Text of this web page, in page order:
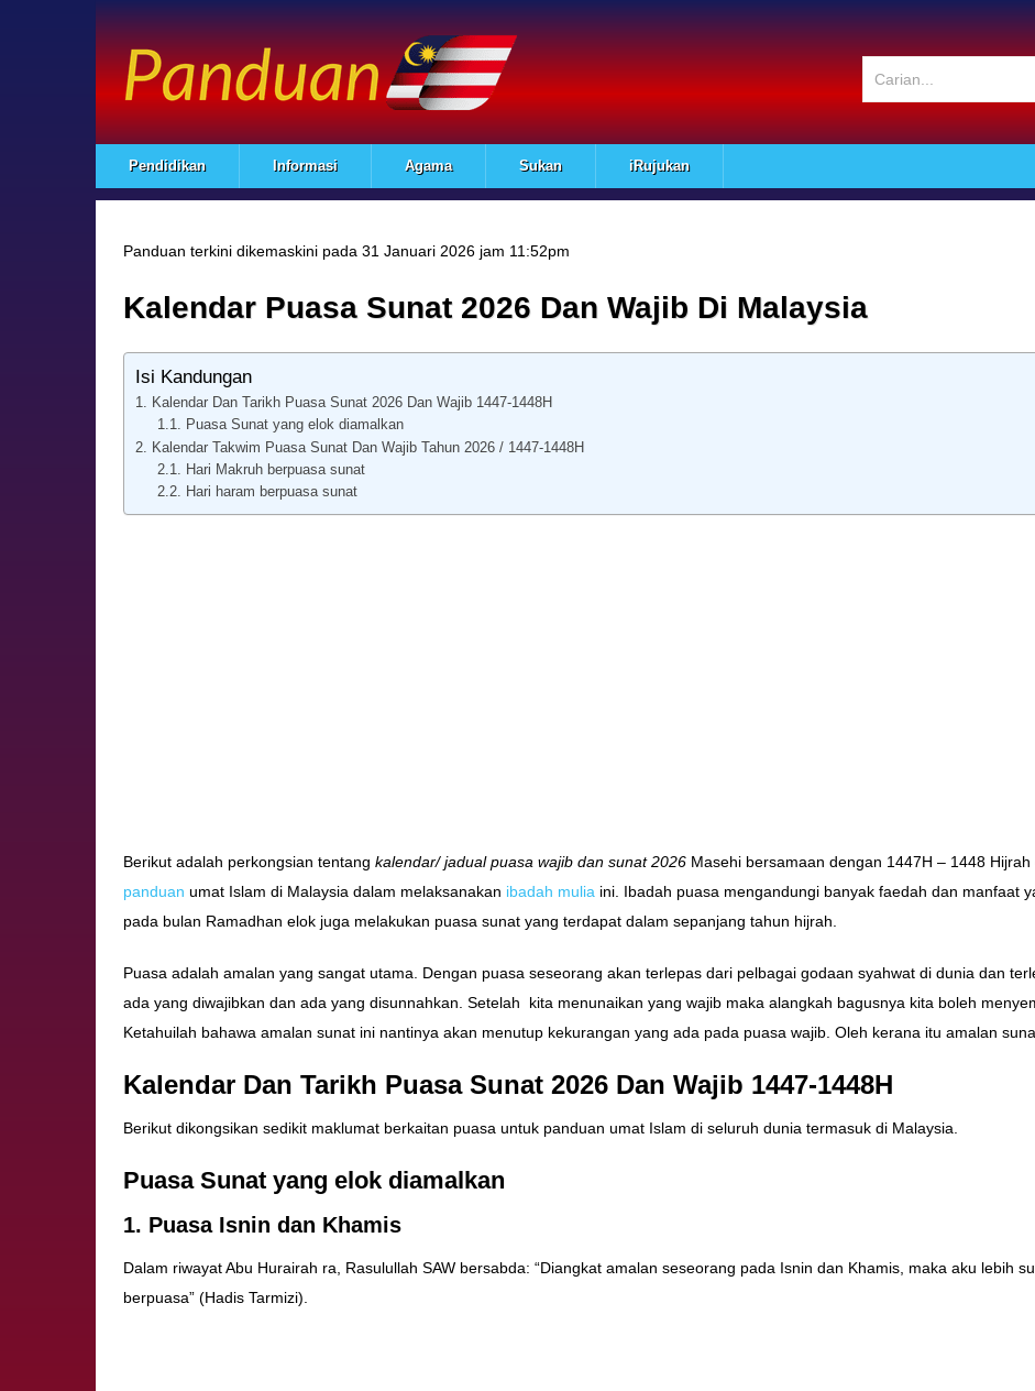
Pendidikan Informasi Agama Sukan iRujukan
Panduan terkini dikemaskini pada 31 Januari 2026 jam 11:52pm
Kalendar Puasa Sunat 2026 Dan Wajib Di Malaysia
Isi Kandungan
Kalendar Dan Tarikh Puasa Sunat 2026 Dan Wajib 1447-1448H
Puasa Sunat yang elok diamalkan
Kalendar Takwim Puasa Sunat Dan Wajib Tahun 2026 / 1447-1448H
Hari Makruh berpuasa sunat
Hari haram berpuasa sunat
Berikut adalah perkongsian tentang kalendar/ jadual puasa wajib dan sunat 2026 Masehi bersamaan dengan 1447H – 1448
panduan umat Islam di Malaysia dalam melaksanakan ibadah mulia ini. Ibadah puasa mengandungi banyak faedah dan manfaat
pada bulan Ramadhan elok juga melakukan puasa sunat yang terdapat dalam sepanjang tahun hijrah.
Puasa adalah amalan yang sangat utama. Dengan puasa seseorang akan terlepas dari pelbagai godaan syahwat di dunia dan
ada yang diwajibkan dan ada yang disunnahkan. Setelah kita menunaikan yang wajib maka alangkah bagusnya kita boleh
Ketahuilah bahawa amalan sunat ini nantinya akan menutup kekurangan yang ada pada puasa wajib. Oleh kerana itu amalan
Kalendar Dan Tarikh Puasa Sunat 2026 Dan Wajib 1447-1448H
Berikut dikongsikan sedikit maklumat berkaitan puasa untuk panduan umat Islam di seluruh dunia termasuk di Malaysia.
Puasa Sunat yang elok diamalkan
1. Puasa Isnin dan Khamis
Dalam riwayat Abu Hurairah ra, Rasulullah SAW bersabda: “Diangkat amalan seseorang pada Isnin dan Khamis, maka aku lebih
berpuasa” (Hadis Tarmizi).